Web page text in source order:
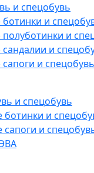
и спецобувь
и
и
и
и спецобувь
и спецобувь
и
и